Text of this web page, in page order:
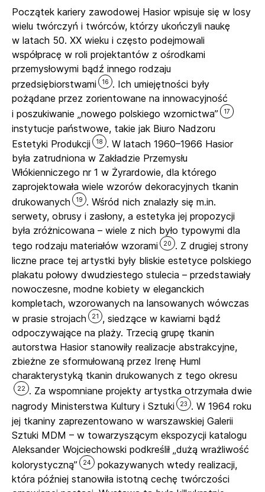
Początek kariery zawodowej Hasior wpisuje się w losy
wielu twórczyń i twórców, którzy ukończyli naukę
w latach 50. XX wieku i często podejmowali
współpracę w roli projektantów z ośrodkami
przemysłowymi bądź innego rodzaju
przedsiębiorstwami
16
. Ich umiejętności były
pożądane przez zorientowane na innowacyjność
i poszukiwanie „nowego polskiego wzornictwa”
17
instytucje państwowe, takie jak Biuro Nadzoru
Estetyki Produkcji
18
. W latach 1960–1966 Hasior
była zatrudniona w Zakładzie Przemysłu
Włókienniczego nr 1 w Żyrardowie, dla którego
zaprojektowała wiele wzorów dekoracyjnych tkanin
drukowanych
19
. Wśród nich znalazły się m.in.
serwety, obrusy i zasłony, a estetyka jej propozycji
była zróżnicowana – wiele z nich było typowymi dla
tego rodzaju materiałów wzorami
20
. Z drugiej strony
liczne prace tej artystki były bliskie estetyce polskiego
plakatu połowy dwudziestego stulecia – przedstawiały
nowoczesne, modne kobiety w eleganckich
kompletach, wzorowanych na lansowanych wówczas
w prasie strojach
21
, siedzące w kawiarni bądź
odpoczywające na plaży. Trzecią grupę tkanin
autorstwa Hasior stanowiły realizacje abstrakcyjne,
zbieżne ze sformułowaną przez Irenę Huml
charakterystyką tkanin drukowanych z tego okresu
22
. Za wspomniane projekty artystka otrzymała dwie
nagrody Ministerstwa Kultury i Sztuki
23
. W 1964 roku
jej tkaniny zaprezentowano w warszawskiej Galerii
Sztuki MDM – w towarzyszącym ekspozycji katalogu
Aleksander Wojciechowski podkreślił „dużą wrażliwość
kolorystyczną”
24
pokazywanych wtedy realizacji,
która później stanowiła istotną cechę twórczości